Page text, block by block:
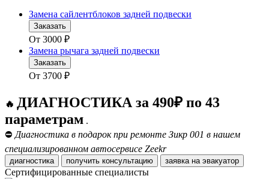
Замена сайлентблоков задней подвески
Заказать
От 3000 ₽
Замена рычага задней подвески
Заказать
От 3700 ₽
🔥 ДИАГНОСТИКА за 490₽ по 43
параметрам .
⛔ Диагностика в подарок при ремонте Зикр 001 в нашем
специализированном автосервисе Zeekr
диагностика получить консультацию заявка на эвакуатор
Сертифицированные специалисты